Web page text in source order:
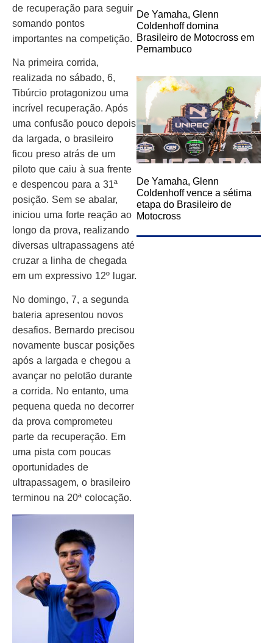
de recuperação para seguir
somando pontos
importantes na competição.
Na primeira corrida,
realizada no sábado, 6,
Tibúrcio protagonizou uma
incrível recuperação. Após
uma confusão pouco depois
da largada, o brasileiro
ficou preso atrás de um
piloto que caiu à sua frente
e despencou para a 31ª
posição. Sem se abalar,
iniciou uma forte reação ao
longo da prova, realizando
diversas ultrapassagens até
cruzar a linha de chegada
em um expressivo 12º lugar.
No domingo, 7, a segunda
bateria apresentou novos
desafios. Bernardo precisou
novamente buscar posições
após a largada e chegou a
avançar no pelotão durante
a corrida. No entanto, uma
pequena queda no decorrer
da prova comprometeu
parte da recuperação. Em
uma pista com poucas
oportunidades de
ultrapassagem, o brasileiro
terminou na 20ª colocação.
De Yamaha, Glenn
Coldenhoff domina
Brasileiro de Motocross em
Pernambuco
De Yamaha, Glenn
Coldenhoff vence a sétima
etapa do Brasileiro de
Motocross